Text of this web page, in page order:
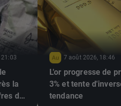
la
de
7 août 2026, 18:46
L'or progresse de
3% et tente
tendance